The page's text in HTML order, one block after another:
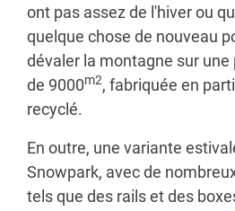
ont pas assez de l'hiver ou
quelque chose de nouveau
dévaler la montagne sur
de 9000m2, fabriquée en
recyclé.
En outre, une variante
Snowpark, avec de
tels que des rails et des